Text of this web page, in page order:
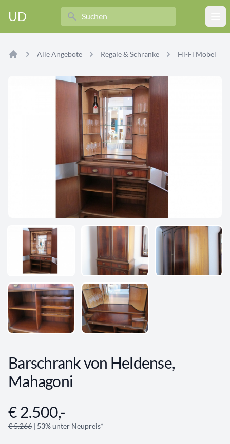
UD
Search
Alle Angebote Regale & Schränke Hi-Fi Möbel
Barschrank von Heldense,
Mahagoni
Angebotsinformationen
€ 2.500,-
€ 5.266 | 53% unter Neupreis*